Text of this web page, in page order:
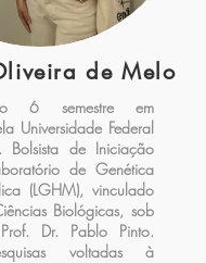
de Melo
6 semestre em
Universidade Federal
Bolsista de Iniciação
de Genética
(LGHM), vinculado
Biológicas, sob
Dr. Pablo Pinto.
voltadas à